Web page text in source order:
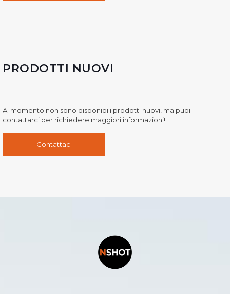
PRODOTTI NUOVI
Al momento non sono disponibili prodotti nuovi, ma puoi
contattarci per richiedere maggiori informazioni!
Contattaci